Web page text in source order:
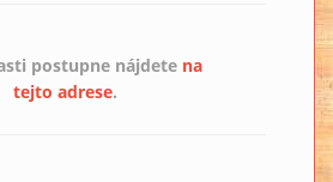
postupne nájdete na
tejto adrese.